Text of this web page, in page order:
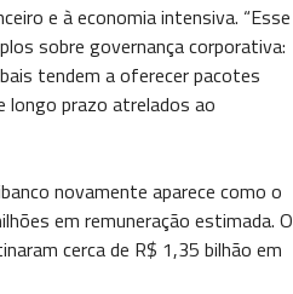
e à economia intensiva. “Esse
sobre governança corporativa:
tendem a oferecer pacotes
longo prazo atrelados ao
novamente aparece como o
em remuneração estimada. O
cerca de R$ 1,35 bilhão em